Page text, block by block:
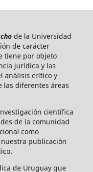
de la Universidad
de carácter
tiene por objeto
jurídica y las
análisis crítico y
las diferentes áreas
científica
de la comunidad
como
publicación
de Uruguay que